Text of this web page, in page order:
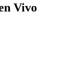
Vivo